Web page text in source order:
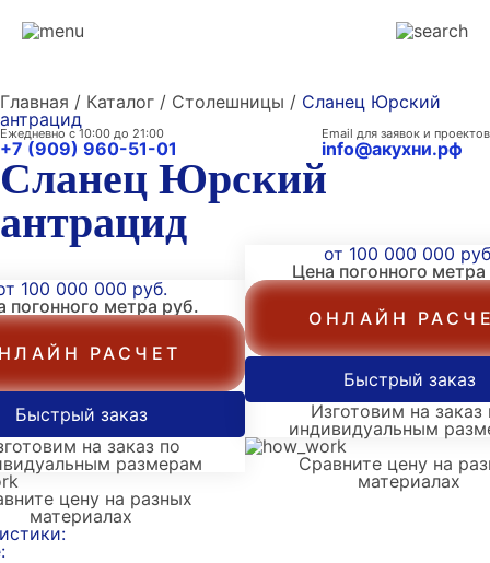
Главная / Каталог / Столешницы / Сланец Юрский
антрацид
Ежедневно с 10:00 до 21:00
+7 (909) 960-51-01
Email для заявок и проектов
info@акухни.рф
Сланец Юрский
антрацид
100 000 000 руб.
погонного метра руб.
РАСЧЕТ
Быстрый заказ
на заказ по
размерам
цену на разных
материалах
от 100 000 000
Цена погонного метра
ОНЛАЙН
Быстрый заказ
Изготовим на заказ
индивидуальным
Сравните цену на
материалах